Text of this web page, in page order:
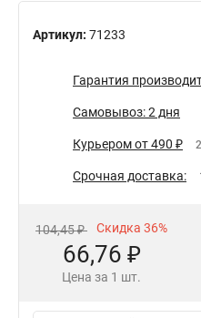
Артикул: 71233
Гарантия
Самовывоз: 2 дня
Курьером от 490 ₽
Срочная доставка:
104,45 ₽ Скидка 36%
66,76 ₽
Цена за 1 шт.